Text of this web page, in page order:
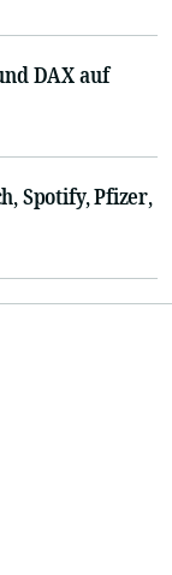
DAX auf
Spotify, Pfizer,